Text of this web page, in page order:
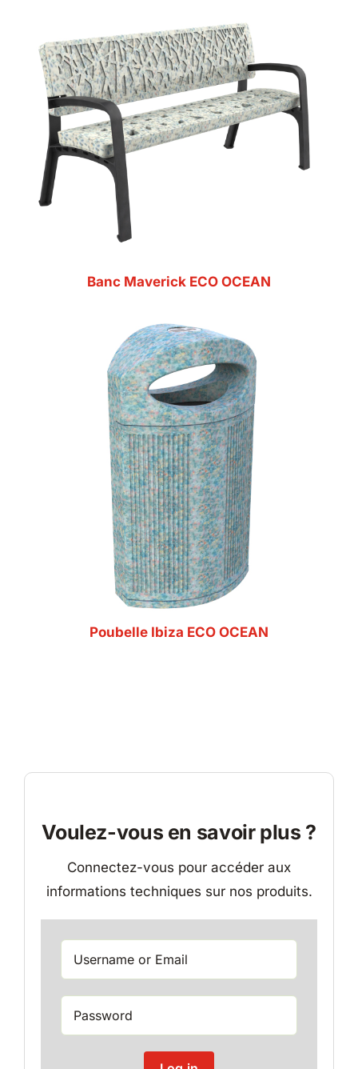
Banc Maverick ECO OCEAN
Poubelle Ibiza ECO OCEAN
Voulez-vous en savoir plus ?
Connectez-vous pour accéder aux
informations techniques sur nos produits.